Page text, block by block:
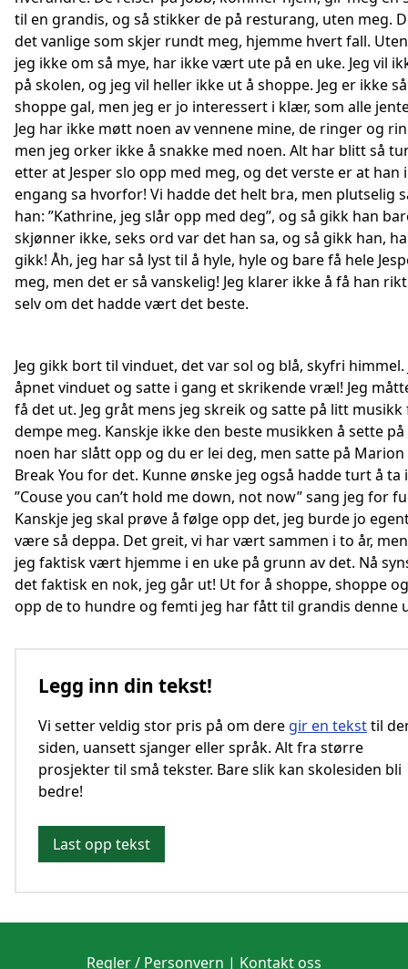
til en grandis, og så stikker de på resturang, uten meg.
det vanlige som skjer rundt meg, hjemme hvert fall.
jeg ikke om så mye, har ikke vært ute på en uke. Jeg vil
på skolen, og jeg vil heller ikke ut å shoppe. Jeg er ikke så
shoppe gal, men jeg er jo interessert i klær, som alle
Jeg har ikke møtt noen av vennene mine, de ringer og
men jeg orker ikke å snakke med noen. Alt har blitt så
etter at Jesper slo opp med meg, og det verste er at han
engang sa hvorfor! Vi hadde det helt bra, men plutselig
han: ”Kathrine, jeg slår opp med deg”, og så gikk han
skjønner ikke, seks ord var det han sa, og så gikk han,
gikk! Åh, jeg har så lyst til å hyle, hyle og bare få hele
meg, men det er så vanskelig! Jeg klarer ikke å få han
selv om det hadde vært det beste.
Jeg gikk bort til vinduet, det var sol og blå, skyfri himmel.
åpnet vinduet og satte i gang et skrikende vræl! Jeg
få det ut. Jeg gråt mens jeg skreik og satte på litt musikk
dempe meg. Kanskje ikke den beste musikken å sette
noen har slått opp og du er lei deg, men satte på Marion
Break You for det. Kunne ønske jeg også hadde turt å ta
”Couse you can’t hold me down, not now” sang jeg for
Kanskje jeg skal prøve å følge opp det, jeg burde jo
være så deppa. Det greit, vi har vært sammen i to år,
jeg faktisk vært hjemme i en uke på grunn av det. Nå
det faktisk en nok, jeg går ut! Ut for å shoppe, shoppe
opp de to hundre og femti jeg har fått til grandis denne
Legg inn din tekst!
Vi setter veldig stor pris på om dere gir en teksttil
siden, uansett sjanger eller språk. Alt fra større
prosjekter til små tekster. Bare slik kan skolesiden bli
bedre!
Last opp tekst
Regler / Personvern | Kontakt oss